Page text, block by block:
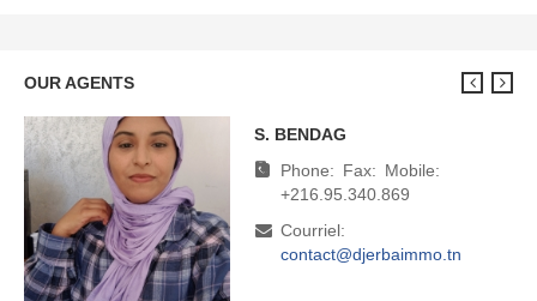
OUR AGENTS
S. BENDAG
Phone: Fax: Mobile:
+216.95.340.869
Courriel:
contact@djerbaimmo.tn
M. BOUDHINA
Phone: Fax: Mobile:
+216.95.340.869
Courriel:
direction@djerbaimmo.tn